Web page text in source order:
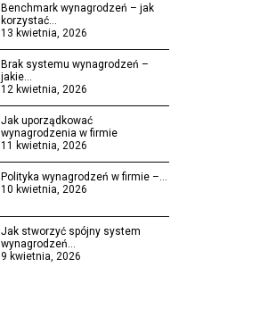
Benchmark wynagrodzeń – jak
korzystać…
13 kwietnia, 2026
Brak systemu wynagrodzeń –
jakie…
12 kwietnia, 2026
Jak uporządkować
wynagrodzenia w firmie
11 kwietnia, 2026
Polityka wynagrodzeń w firmie –…
10 kwietnia, 2026
Jak stworzyć spójny system
wynagrodzeń…
9 kwietnia, 2026